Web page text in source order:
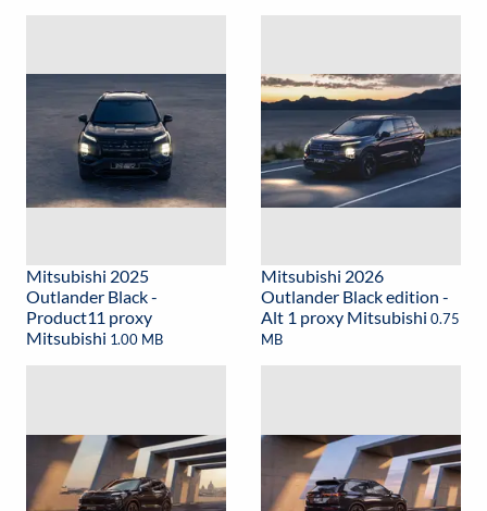
Mitsubishi 2025
Outlander Black -
Product11 proxy
Mitsubishi 1.00 MB
Mitsubishi 2026
Outlander Black edition -
Alt 1 proxy Mitsubishi 0.75
MB